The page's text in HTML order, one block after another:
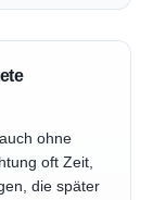
ohne
oft Zeit,
die später